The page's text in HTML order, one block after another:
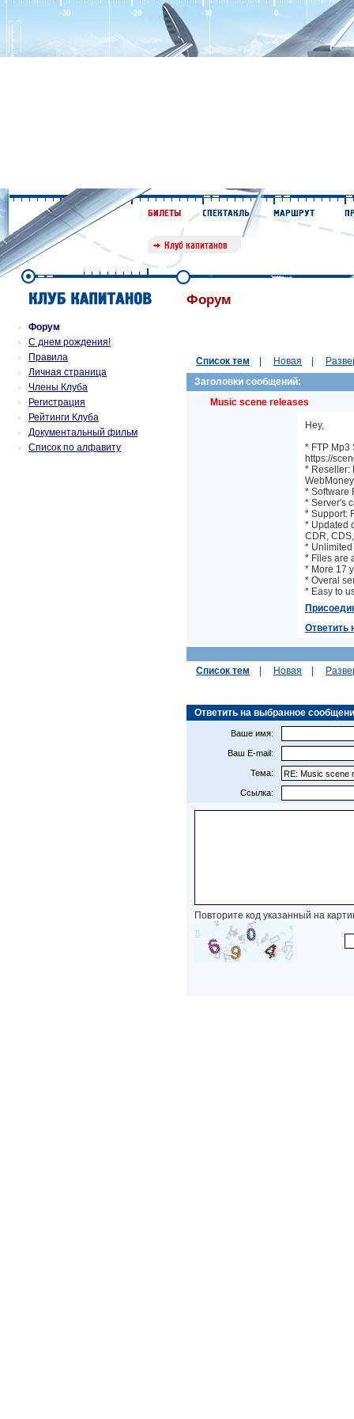
Форум
С днем рождения!
Правила
Личная страница
Члены Клуба
Регистрация
Рейтинги Клуба
Документальный фильм
Список по алфавиту
Форум
Список тем Новая
Заголовки сообщений:
Music scene releases
Hey,
* FTP Mp3
https://
* Reseller:
* Software
* Server's
* Support:
* Updated
CDR,
*
* Files are
* More 17
* Overal
* Easy to
Ответить
Список тем Новая
Ответить на выбранное
Ваше имя:
Ваш E-mail:
Тема:
Ссылка:
Повторите код указанный на